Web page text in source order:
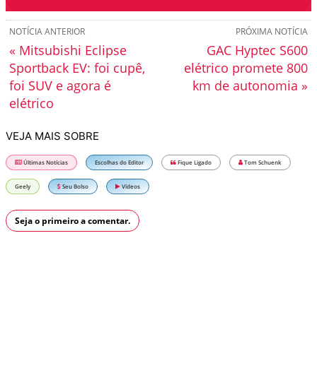
PRÓXIMA NOTÍCIA
GAC Hyptec S600
elétrico promete 800
km de autonomia »
NOTÍCIA ANTERIOR
« Mitsubishi Eclipse
Sportback EV: foi cupê,
foi SUV e agora é
elétrico
VEJA MAIS SOBRE
Últimas Notícias Escolhas do Editor Fique Ligado Tom Schuenk
Geely Seu Bolso Vídeos
Seja o primeiro a comentar.